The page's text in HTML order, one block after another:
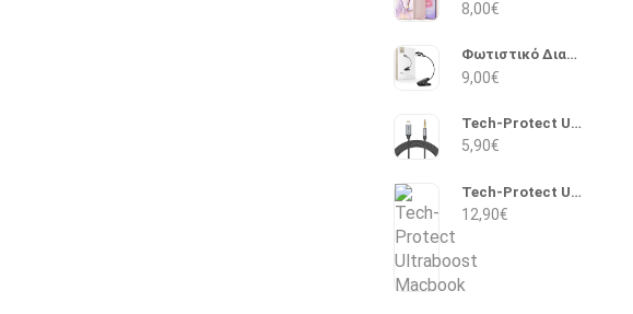
8,00€
Φωτιστικό Διαβάσματος με κλιπ Tech-Protect LL100
9,00€
Tech-Protect Ultraboost Braided Lightning σε 3.5mm 1m (Μαύρο)
5,90€
Tech-Protect Ultraboost Macbook Magnetic USB 2.0 Cable USB-C male - Magsafe 3 140W PD 2m (Λευκό)
12,90€